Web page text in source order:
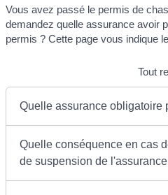
Vous avez passé le permis de
demandez quelle assurance avoir
permis ? Cette page vous indique
Tout
Quelle assurance obligatoire
Quelle conséquence en cas
de suspension de